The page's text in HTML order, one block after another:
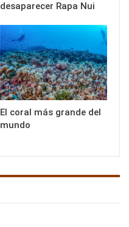
desaparecer Rapa Nui
El coral más grande del
mundo